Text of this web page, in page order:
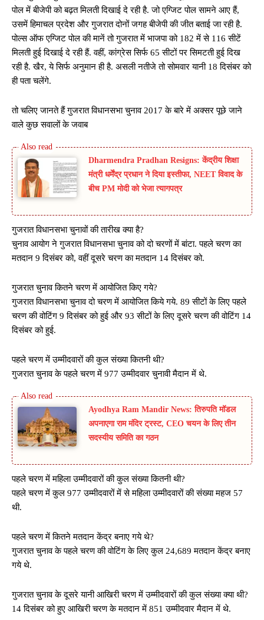
पोल में बीजेपी को बढ़त मिलती दिखाई दे रही है. जो एग्जिट पोल सामने आए हैं,
उसमें हिमाचल प्रदेश और गुजरात दोनों जगह बीजेपी की जीत बताई जा रही है.
पोल्स ऑफ एग्जिट पोल की मानें तो गुजरात में भाजपा को 182 में से 116 सीटें
मिलती हुई दिखाई दे रही हैं. वहीं, कांग्रेस सिर्फ 65 सीटों पर सिमटती हुई दिख
रही है. खैर, ये सिर्फ अनुमान ही है. असली नतीजे तो सोमवार यानी 18 दिसंबर को
ही पता चलेंगे.
तो चलिए जानते हैं गुजरात विधानसभा चुनाव 2017 के बारे में अक्सर पूछे जाने
वाले कुछ सवालों के जवाब
Dharmendra Pradhan Resigns: केंद्रीय शिक्षा
मंत्री धर्मेंद्र प्रधान ने दिया इस्तीफा, NEET विवाद के
बीच PM मोदी को भेजा त्यागपत्र
गुजरात विधानसभा चुनावों की तारीख क्या है?
चुनाव आयोग ने गुजरात विधानसभा चुनाव को दो चरणों में बांटा. पहले चरण का
मतदान 9 दिसंबर को, वहीं दूसरे चरण का मतदान 14 दिसंबर को.
गुजरात चुनाव कितने चरण में आयोजित किए गये?
गुजरात विधानसभा चुनाव दो चरण में आयोजित किये गये. 89 सीटों के लिए पहले
चरण की वोटिंग 9 दिसंबर को हुई और 93 सीटों के लिए दूसरे चरण की वोटिंग 14
दिसंबर को हुई.
पहले चरण में उम्मीदवारों की कुल संख्या कितनी थी?
गुजरात चुनाव के पहले चरण में 977 उम्मीदवार चुनावी मैदान में थे.
Ayodhya Ram Mandir News: तिरुपति मॉडल
अपनाएगा राम मंदिर ट्रस्ट, CEO चयन के लिए तीन
सदस्यीय समिति का गठन
पहले चरण में महिला उम्मीदवारों की कुल संख्या कितनी थी?
पहले चरण में कुल 977 उम्मीदवारों में से महिला उम्मीदवारों की संख्या महज 57
थी.
पहले चरण में कितने मतदान केंद्र बनाए गये थे?
गुजरात चुनाव के पहले चरण की वोटिंग के लिए कुल 24,689 मतदान केंद्र बनाए
गये थे.
गुजरात चुनाव के दूसरे यानी आखिरी चरण में उम्मीदवारों की कुल संख्या क्या थी?
14 दिसंबर को हुए आखिरी चरण के मतदान में 851 उम्मीदवार मैदान में थे.